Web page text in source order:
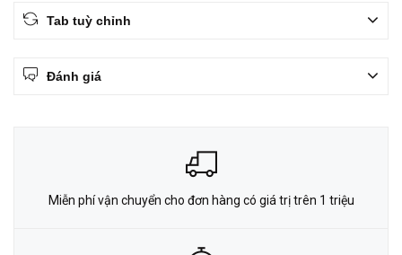
Tab tuỳ chỉnh
Đánh giá
Miễn phí vận chuyển cho đơn hàng có giá trị trên 1 triệu